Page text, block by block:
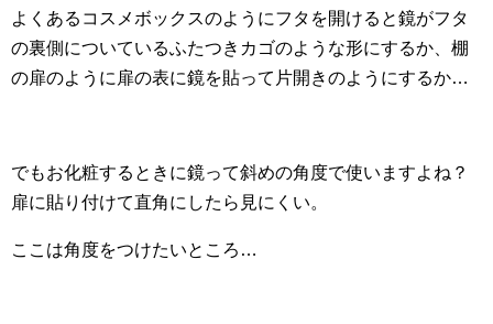
よくあるコスメボックスのようにフタを開けると鏡がフタ
の裏側についているふたつきカゴのような形にするか、棚
の扉のように扉の表に鏡を貼って片開きのようにするか…
でもお化粧するときに鏡って斜めの角度で使いますよね？
扉に貼り付けて直角にしたら見にくい。
ここは角度をつけたいところ…